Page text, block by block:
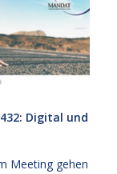
Digital und
Meeting gehen